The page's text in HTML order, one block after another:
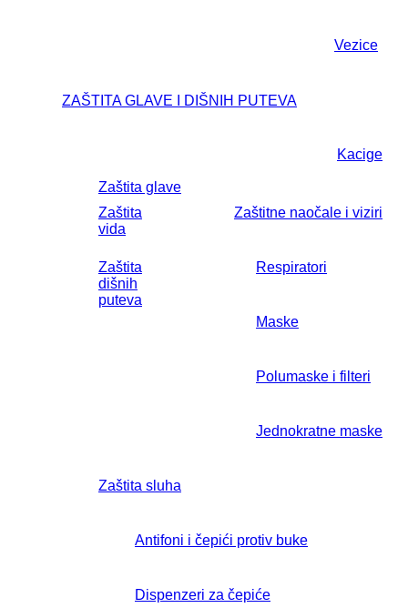
Vezice
ZAŠTITA GLAVE I DIŠNIH PUTEVA
Zaštita glave
Kacige
Zaštita
vida
Zaštitne naočale i viziri
Zaštita
dišnih
puteva
Respiratori
Maske
Polumaske i filteri
Jednokratne maske
Zaštita sluha
Antifoni i čepići protiv buke
Dispenzeri za čepiće